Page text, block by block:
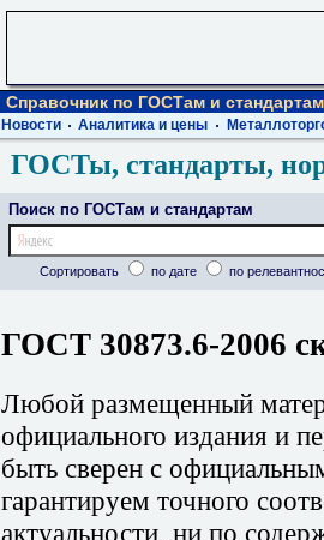
Справочник по ГОСТам и стандартам
Новости Аналитика и цены
ГОСТы, стандарты,
Поиск по ГОСТам и стандартам
Сортировать по дате по
ГОСТ 30873.6-2006
Любой размещенный
официального издания и
быть сверен с
гарантируем точного
актуальности, ни по